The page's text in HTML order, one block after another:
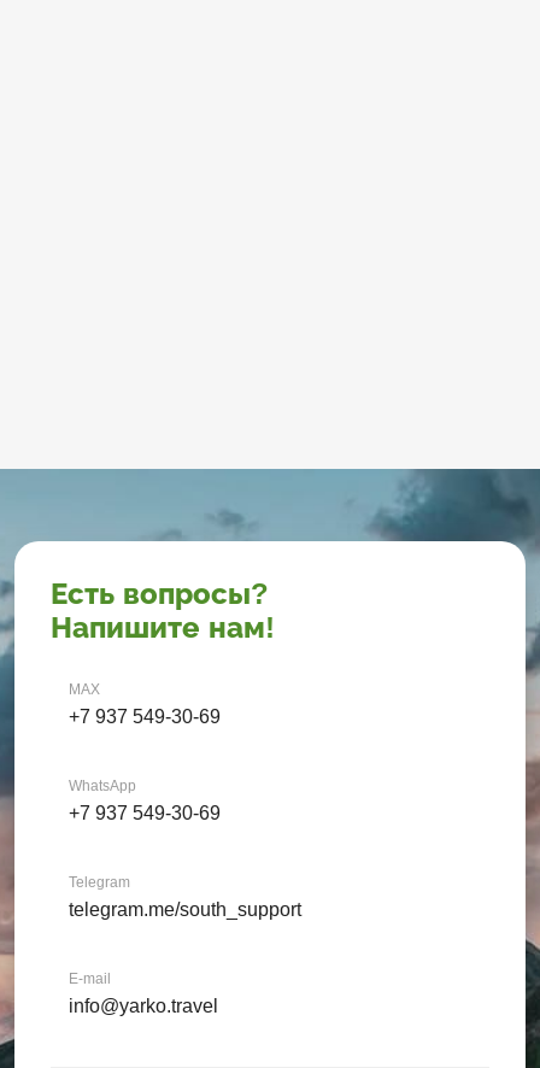
Есть вопросы?
Напишите нам!
MAX
+7 937 549-30-69
WhatsApp
+7 937 549-30-69
Telegram
telegram.me/south_support
E-mail
info@yarko.travel